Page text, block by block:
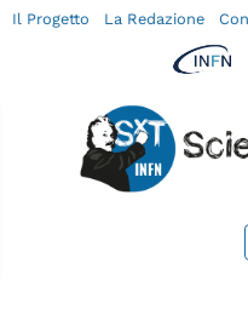
Il Progetto La Redazione